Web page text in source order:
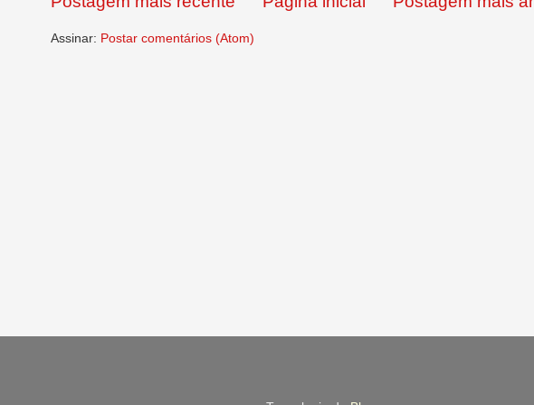
Assinar: Postar comentários (Atom)